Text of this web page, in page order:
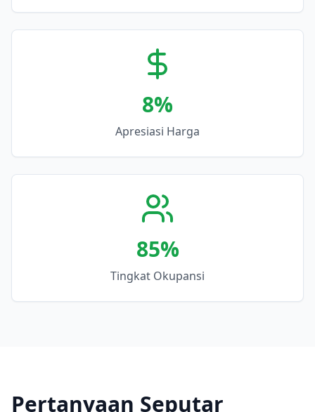
8%
Apresiasi Harga
85%
Tingkat Okupansi
Pertanyaan Seputar